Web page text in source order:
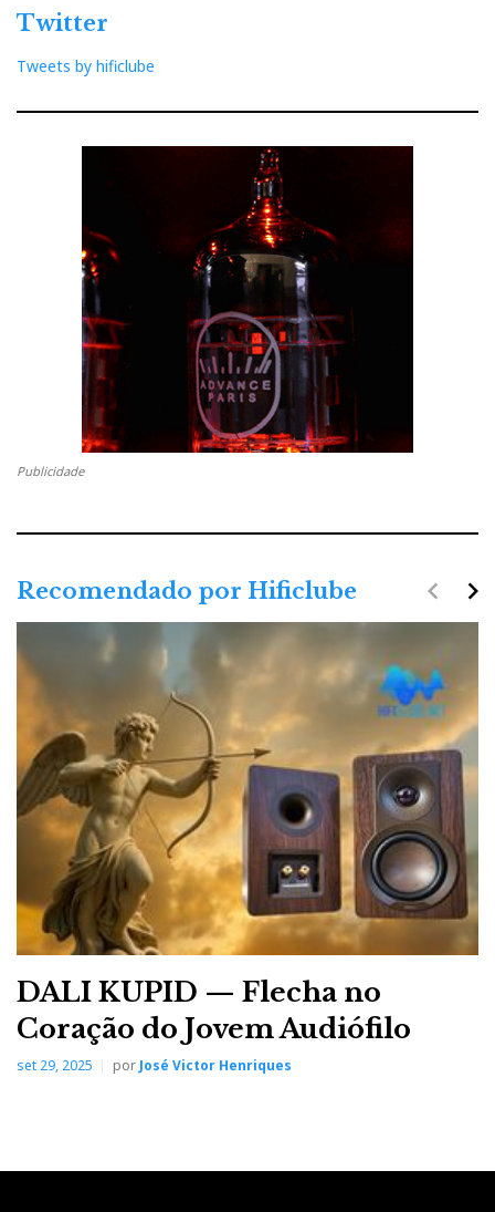
Twitter
Tweets by hificlube
Publicidade
Recomendado por Hificlube
DALI KUPID — Flecha no
Coração do Jovem Audiófilo
set 29, 2025 porJosé Victor Henriques
navigate_next
navigate_before